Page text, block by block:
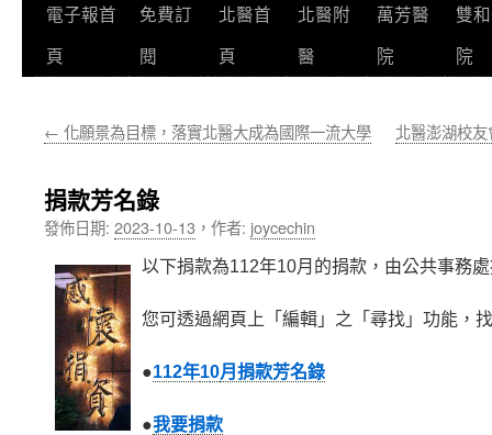
跳
至
要
容
電子報首
頁
免費訂
閱
北醫首
頁
北醫附
醫
萬芳醫
院
雙
院
← 化願景為目標，落實北醫大成為國際一流大學 北醫澎湖校
捐款芳名錄
發佈日期: 2023-10-13 ， 作者: joycechin
以下捐款為112年10月的捐款，由公共事務
您可透過網頁上「編輯」之「尋找」功能，
●112年10月捐款芳名錄
●我要捐款